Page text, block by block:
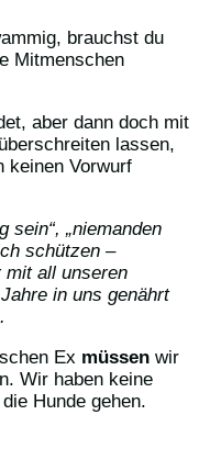
brauchst du
Mitmenschen
aber dann doch mit
lassen,
keinen Vorwurf
sein“, „niemanden
schützen –
mit all unseren
in uns genährt
Ex müssen wir
Wir haben keine
Hunde gehen.